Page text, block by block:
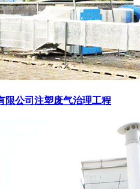
限公司注塑废气治理工程